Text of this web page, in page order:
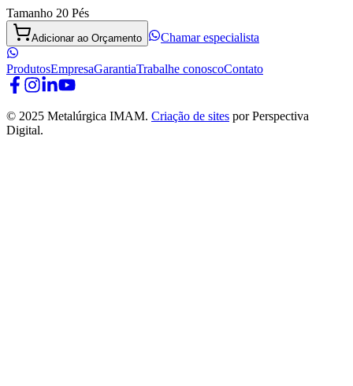
Tamanho 20 Pés
Adicionar ao Orçamento Chamar especialista
ProdutosEmpresaGarantiaTrabalhe conoscoContato
© 2025 Metalúrgica IMAM. Criação de sites por Perspectiva
Digital.